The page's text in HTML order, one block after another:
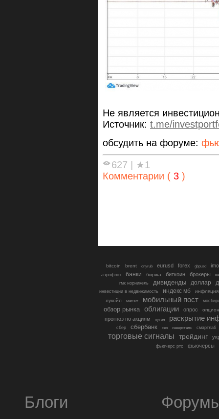
Не является
Источник: t.me/
обсудить на форуме:
627
★1
Комментарии ( 3 )
bitcoin brent cnyrub eurusd forex gbpusd
аэрофлот банки биржа биткоин брокеры
гмк норникель
дивиденды доллар
инвестиции в недвижимость индекс мб
инфляция
лукойл
магнит мобильный пост
обзор рынка облигации опрос
прогноз по акциям путин раскрытие
сбер сбербанк сво северсталь смартлаб
торговые сигналы трейдинг
фьючерс ртс фьючерсы
Блоги